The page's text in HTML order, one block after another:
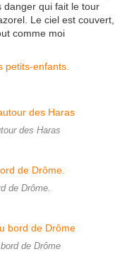
danger qui fait le tour
Le ciel est couvert,
comme moi
des Haras
de Drôme.
de Drôme